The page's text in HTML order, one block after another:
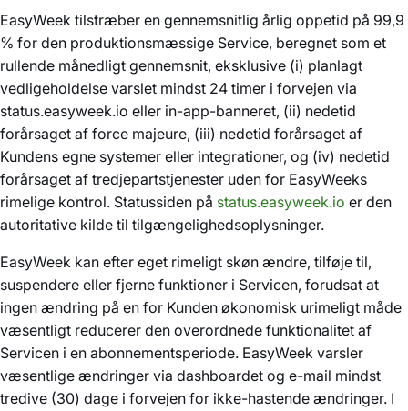
EasyWeek tilstræber en gennemsnitlig årlig oppetid på 99,9
% for den produktionsmæssige Service, beregnet som et
rullende månedligt gennemsnit, eksklusive (i) planlagt
vedligeholdelse varslet mindst 24 timer i forvejen via
status.easyweek.io eller in-app-banneret, (ii) nedetid
forårsaget af force majeure, (iii) nedetid forårsaget af
Kundens egne systemer eller integrationer, og (iv) nedetid
forårsaget af tredjepartstjenester uden for EasyWeeks
rimelige kontrol. Statussiden på status.easyweek.io er den
autoritative kilde til tilgængelighedsoplysninger.
EasyWeek kan efter eget rimeligt skøn ændre, tilføje til,
suspendere eller fjerne funktioner i Servicen, forudsat at
ingen ændring på en for Kunden økonomisk urimeligt måde
væsentligt reducerer den overordnede funktionalitet af
Servicen i en abonnementsperiode. EasyWeek varsler
væsentlige ændringer via dashboardet og e-mail mindst
tredive (30) dage i forvejen for ikke-hastende ændringer. I